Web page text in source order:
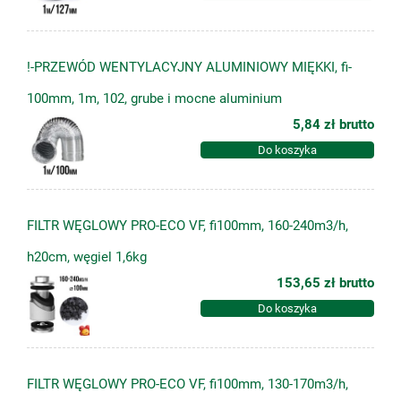
!-PRZEWÓD WENTYLACYJNY ALUMINIOWY MIĘKKI, fi-
100mm, 1m, 102, grube i mocne aluminium
5,84 zł brutto
Do koszyka
FILTR WĘGLOWY PRO-ECO VF, fi100mm, 160-240m3/h,
h20cm, węgiel 1,6kg
153,65 zł brutto
Do koszyka
FILTR WĘGLOWY PRO-ECO VF, fi100mm, 130-170m3/h,